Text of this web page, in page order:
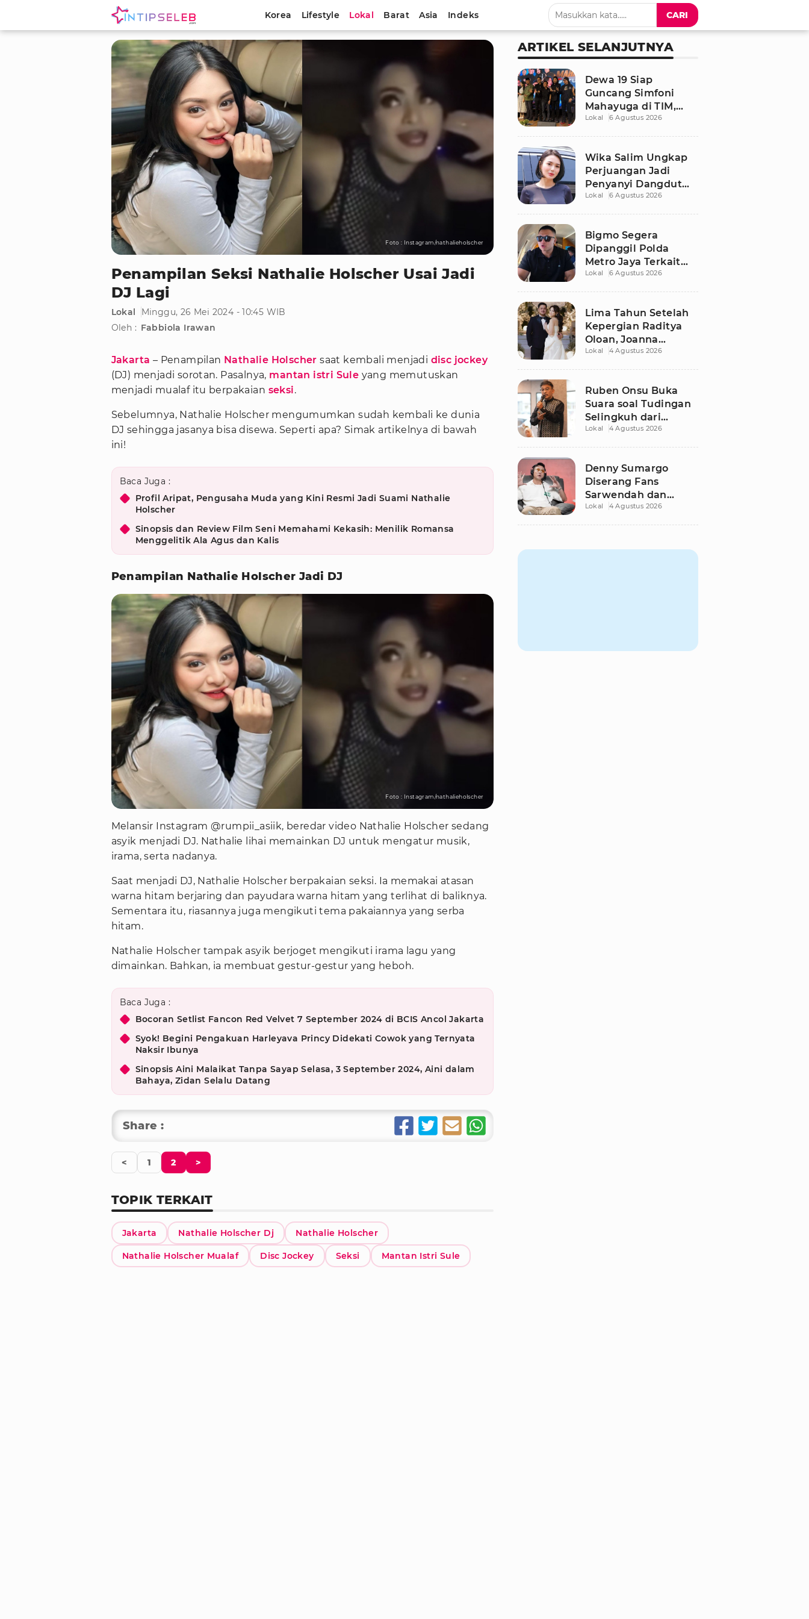
Korea Lifestyle Lokal Barat Asia Indeks CARI
Foto : Instagram/nathalieholscher
Penampilan Seksi Nathalie Holscher Usai Jadi
DJ Lagi
Lokal
Minggu, 26 Mei 2024 - 10:45 WIB
Oleh : Fabbiola Irawan
Jakarta – Penampilan Nathalie Holscher saat kembali menjadi disc jockey
(DJ) menjadi sorotan. Pasalnya, mantan istri Sule yang memutuskan
menjadi mualaf itu berpakaian seksi.
Sebelumnya, Nathalie Holscher mengumumkan sudah kembali ke dunia
DJ sehingga jasanya bisa disewa. Seperti apa? Simak artikelnya di bawah
ini!
Baca Juga :
Profil Aripat, Pengusaha Muda yang Kini Resmi Jadi Suami Nathalie
Holscher
Sinopsis dan Review Film Seni Memahami Kekasih: Menilik Romansa
Menggelitik Ala Agus dan Kalis
Penampilan Nathalie Holscher Jadi DJ
Foto : Instagram/nathalieholscher
Melansir Instagram @rumpii_asiik, beredar video Nathalie Holscher sedang
asyik menjadi DJ. Nathalie lihai memainkan DJ untuk mengatur musik,
irama, serta nadanya.
Saat menjadi DJ, Nathalie Holscher berpakaian seksi. Ia memakai atasan
warna hitam berjaring dan payudara warna hitam yang terlihat di baliknya.
Sementara itu, riasannya juga mengikuti tema pakaiannya yang serba
hitam.
Nathalie Holscher tampak asyik berjoget mengikuti irama lagu yang
dimainkan. Bahkan, ia membuat gestur-gestur yang heboh.
Baca Juga :
Bocoran Setlist Fancon Red Velvet 7 September 2024 di BCIS Ancol Jakarta
Syok! Begini Pengakuan Harleyava Princy Didekati Cowok yang Ternyata
Naksir Ibunya
Sinopsis Aini Malaikat Tanpa Sayap Selasa, 3 September 2024, Aini dalam
Bahaya, Zidan Selalu Datang
Share :
< 1 2 >
TOPIK TERKAIT
Jakarta Nathalie Holscher Dj Nathalie Holscher
Nathalie Holscher Mualaf Disc Jockey Seksi Mantan Istri Sule
ARTIKEL SELANJUTNYA
Dewa 19 Siap
Guncang Simfoni
Mahayuga di TIM,
Bawakan Lagu
Lokal 6 Agustus 2026
Wika Salim Ungkap
Perjuangan Jadi
Penyanyi Dangdut
Sejak SMP, Pernah
Lokal 6 Agustus 2026
Bigmo Segera
Dipanggil Polda
Metro Jaya Terkait
Dugaan Libatkan
Lokal 6 Agustus 2026
Lima Tahun Setelah
Kepergian Raditya
Oloan, Joanna
Alexandra Kembali
Lokal 4 Agustus 2026
Ruben Onsu Buka
Suara soal Tudingan
Selingkuh dari
Sarwendah
Lokal 4 Agustus 2026
Denny Sumargo
Diserang Fans
Sarwendah dan
Ruben Onsu Usai
Lokal 4 Agustus 2026